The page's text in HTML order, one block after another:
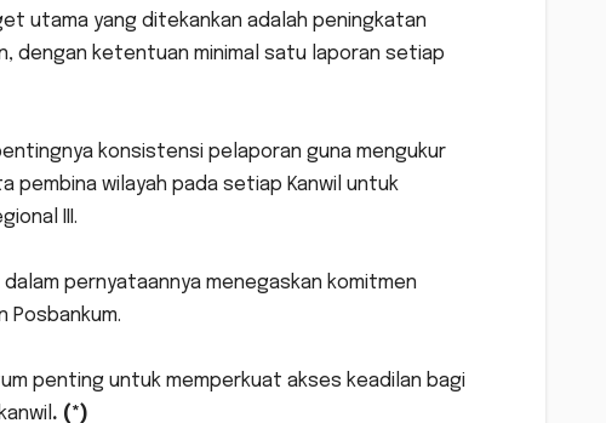
utama yang ditekankan adalah peningkatan
dengan ketentuan minimal satu laporan setiap
konsistensi pelaporan guna mengukur
pembina wilayah pada setiap Kanwil untuk
III.
dalam pernyataannya menegaskan komitmen
Posbankum.
penting untuk memperkuat akses keadilan bagi
. (*)